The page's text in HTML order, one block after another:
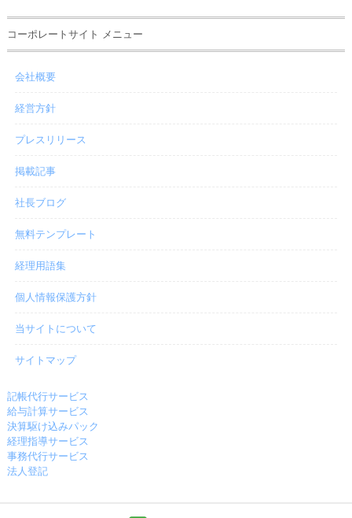
コーポレートサイト メニュー
会社概要
経営方針
プレスリリース
掲載記事
社長ブログ
無料テンプレート
経理用語集
個人情報保護方針
当サイトについて
サイトマップ
記帳代行サービス
給与計算サービス
決算駆け込みパック
経理指導サービス
事務代行サービス
法人登記